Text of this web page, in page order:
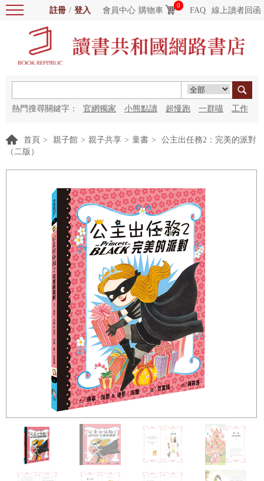
註冊 / 登入 會員中心 購物車
0
FAQ 線上讀者回函
熱門搜尋關鍵字： 官網獨家 小熊點讀 超慢跑 一群喵 工作
首頁 > 親子館 > 親子共享 > 童書 >
公主出任務2：完美的派對
（二版）